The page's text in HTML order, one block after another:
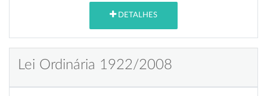
DETALHES
Lei Ordinária 1922/2008